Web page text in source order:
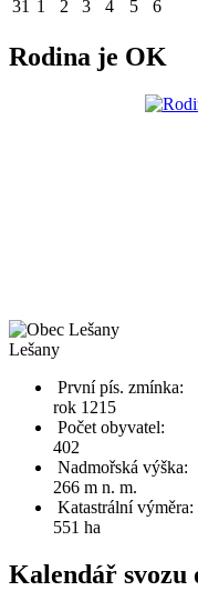
31 1 2 3 4 5 6
Rodina je OK
Lešany
První pís. zmínka:
rok 1215
Počet obyvatel:
402
Nadmořská výška:
266 m n. m.
Katastrální výměra:
551 ha
Kalendář svozu